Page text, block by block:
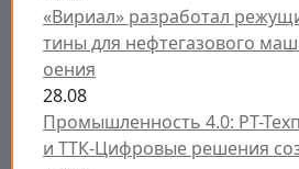
«Вириал» разработал
тины для нефтегазового
оения
28.08
Промышленность 4.0: РТ-
и ТТК-Цифровые решения